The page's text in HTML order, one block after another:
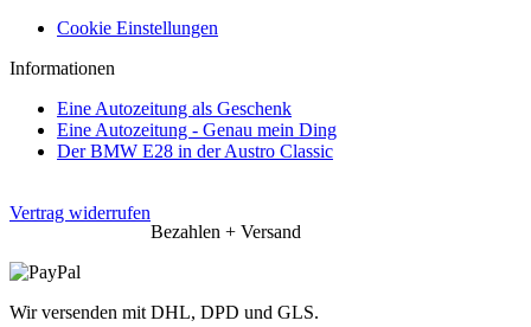
Cookie Einstellungen
Informationen
Eine Autozeitung als Geschenk
Eine Autozeitung - Genau mein Ding
Der BMW E28 in der Austro Classic
Vertrag widerrufen
Bezahlen + Versand
Wir versenden mit DHL, DPD und GLS.